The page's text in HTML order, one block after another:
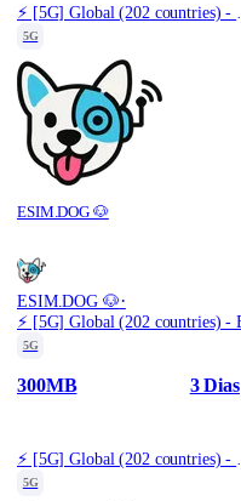
5G
ESIM.DOG 🐶
ESIM.DOG 🐶·
5G
300MB 3 Dias
5G